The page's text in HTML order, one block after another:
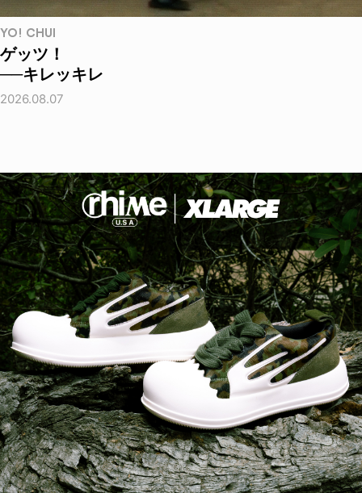
YO! CHUI
ゲッツ！
──キレッキレ
2026.08.07